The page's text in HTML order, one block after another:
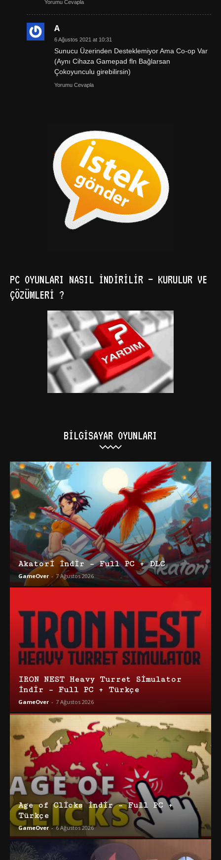
Yorumu Cevapla
A
6 Ağustos 2021 at 10:31
Sunucu Üzerinden Desteklemiyor Ama Co-op Var
(Aynı Cihaza Gamepad fln Bağlarsan
Çokoyunculu girebilirsin)
Yorumu Cevapla
PC OYUNLARI NASIL İNDIRILIR – KURULUR VE
ÇÖZÜMLERI ?
BILGISAYAR OYUNLARI
Akatori İndir – Full PC + DLC
GameOver - 7 Ağustos 2026
IRON NEST Heavy Turret Simulator
İndir – Full PC + Türkçe
GameOver - 7 Ağustos 2026
Age of Clicks İndir – Full PC +
Türkçe
GameOver - 6 Ağustos 2026